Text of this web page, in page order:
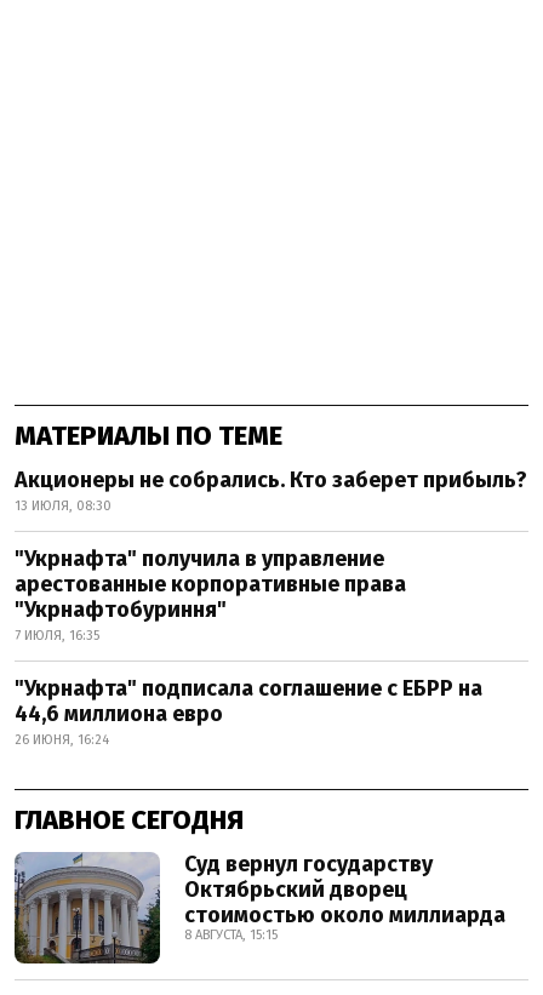
МАТЕРИАЛЫ ПО ТЕМЕ
Акционеры не собрались. Кто заберет прибыль?
13 ИЮЛЯ, 08:30
"Укрнафта" получила в управление
арестованные корпоративные права
"Укрнафтобуриння"
7 ИЮЛЯ, 16:35
"Укрнафта" подписала соглашение с ЕБРР на
44,6 миллиона евро
26 ИЮНЯ, 16:24
ГЛАВНОЕ СЕГОДНЯ
Суд вернул государству
Октябрьский дворец
стоимостью около миллиарда
8 АВГУСТА, 15:15